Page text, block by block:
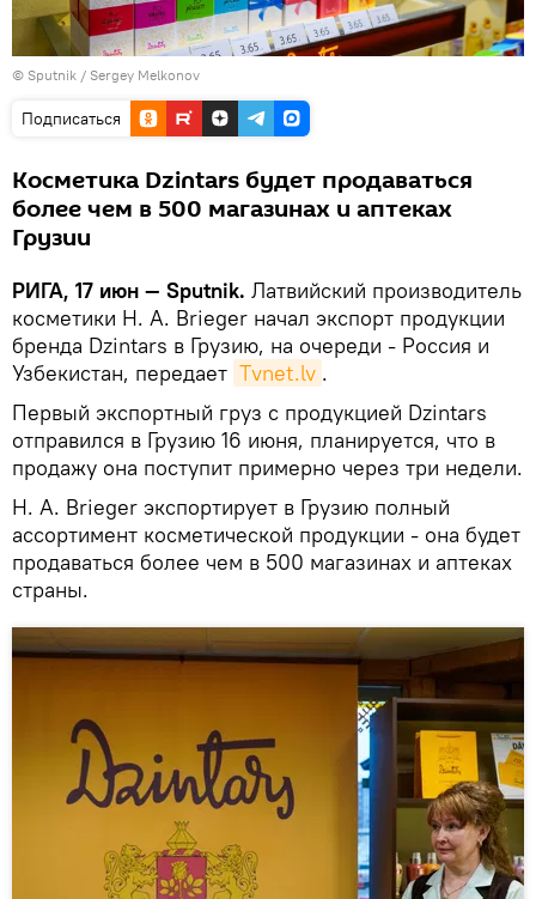
© Sputnik / Sergey Melkonov
Подписаться
Косметика Dzintars будет продаваться
более чем в 500 магазинах и аптеках
Грузии
РИГА, 17 июн — Sputnik. Латвийский производитель
косметики H. A. Brieger начал экспорт продукции
бренда Dzintars в Грузию, на очереди - Россия и
Узбекистан, передает Тvnet.lv .
Первый экспортный груз с продукцией Dzintars
отправился в Грузию 16 июня, планируется, что в
продажу она поступит примерно через три недели.
H. A. Brieger экспортирует в Грузию полный
ассортимент косметической продукции - она будет
продаваться более чем в 500 магазинах и аптеках
страны.